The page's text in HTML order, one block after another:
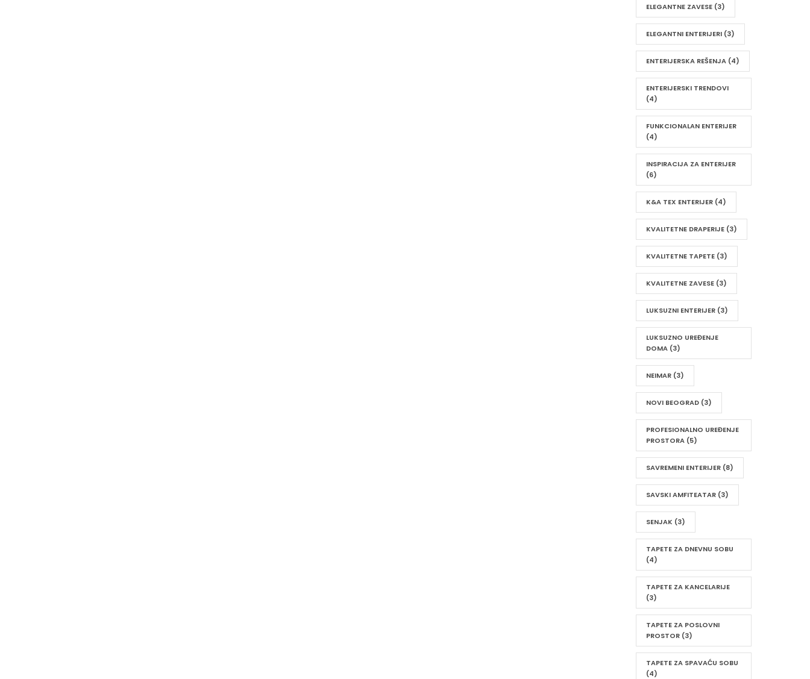
ELEGANTNE ZAVESE (3)
ELEGANTNI ENTERIJERI (3)
ENTERIJERSKA REŠENJA (4)
ENTERIJERSKI TRENDOVI
(4)
FUNKCIONALAN ENTERIJER
(4)
INSPIRACIJA ZA ENTERIJER
(6)
K&A TEX ENTERIJER (4)
KVALITETNE DRAPERIJE (3)
KVALITETNE TAPETE (3)
KVALITETNE ZAVESE (3)
LUKSUZNI ENTERIJER (3)
LUKSUZNO UREĐENJE
DOMA (3)
NEIMAR (3)
NOVI BEOGRAD (3)
PROFESIONALNO UREĐENJE
PROSTORA (5)
SAVREMENI ENTERIJER (8)
SAVSKI AMFITEATAR (3)
SENJAK (3)
TAPETE ZA DNEVNU SOBU
(4)
TAPETE ZA KANCELARIJE
(3)
TAPETE ZA POSLOVNI
PROSTOR (3)
TAPETE ZA SPAVAĆU SOBU
(4)